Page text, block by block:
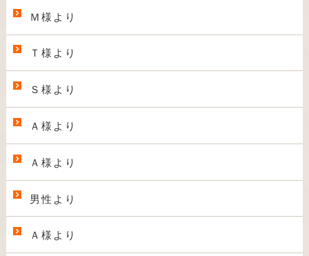
Ｍ様より
Ｔ様より
Ｓ様より
Ａ様より
Ａ様より
男性より
Ａ様より